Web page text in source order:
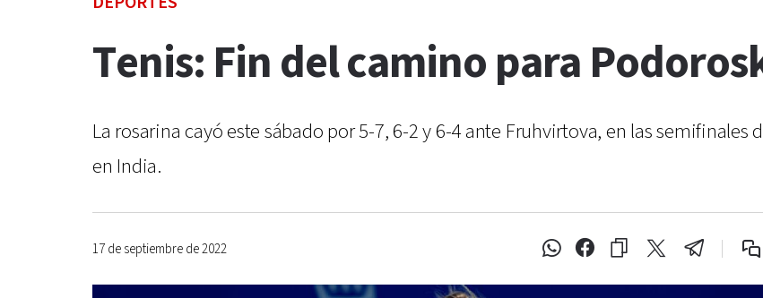
Tenis: Fin del camino para
La rosarina cayó este sábado por 5-7, 6-2 y 6-4 ante Fruhvirtova, en las
en India.
17 de septiembre de 2022